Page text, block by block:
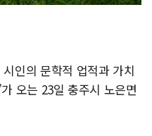
인의 문학적 업적과 가치
오는 23일 충주시 노은면